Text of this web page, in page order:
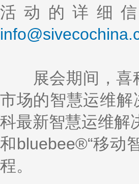
活动的详细
展会期间，喜科
市场的智慧运维
科最新智慧运维解
和bluebee®“移动
程。